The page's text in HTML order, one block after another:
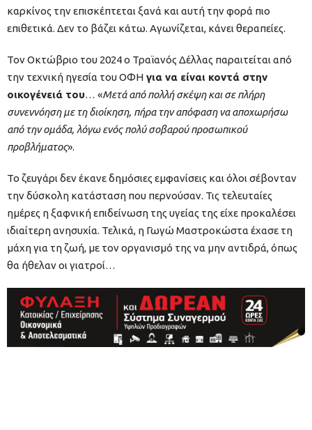
καρκίνος την επισκέπτεται ξανά και αυτή την φορά πιο
επιθετικά. Δεν το βάζει κάτω. Αγωνίζεται, κάνει θεραπείες.
Τον Οκτώβριο του 2024 ο Τραϊανός Δέλλας παραιτείται από
την τεχνική ηγεσία του ΟΦΗ για να είναι κοντά στην
οικογένειά του… «Μετά από πολλή σκέψη και σε πλήρη
συνεννόηση με τη διοίκηση, πήρα την απόφαση να αποχωρήσω
από την ομάδα, λόγω ενός πολύ σοβαρού προσωπικού
προβλήματος».
Το ζευγάρι δεν έκανε δημόσιες εμφανίσεις και όλοι σέβονταν
την δύσκολη κατάσταση που περνούσαν. Τις τελευταίες
ημέρες η ξαφνική επιδείνωση της υγείας της είχε προκαλέσει
ιδιαίτερη ανησυχία. Τελικά, η Γωγώ Μαστροκώστα έχασε τη
μάχη για τη ζωή, με τον οργανισμό της να μην αντιδρά, όπως
θα ήθελαν οι γιατροί…